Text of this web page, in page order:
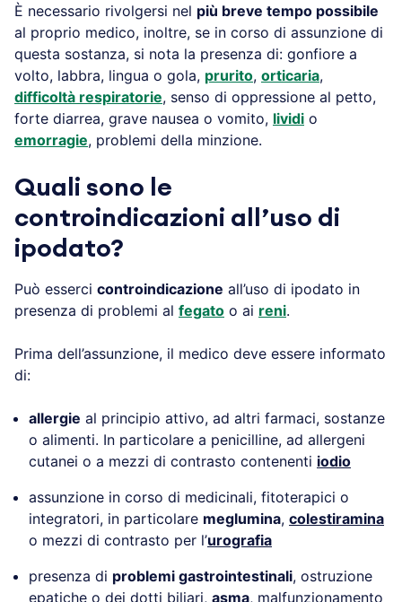
È necessario rivolgersi nel più breve tempo possibile
al proprio medico, inoltre, se in corso di assunzione di
questa sostanza, si nota la presenza di: gonfiore a
volto, labbra, lingua o gola, prurito, orticaria,
difficoltà respiratorie, senso di oppressione al petto,
forte diarrea, grave nausea o vomito, lividi o
emorragie, problemi della minzione.
Quali sono le
controindicazioni all’uso di
ipodato?
Può esserci controindicazione all’uso di ipodato in
presenza di problemi al fegato o ai reni.
Prima dell’assunzione, il medico deve essere informato
di:
allergie al principio attivo, ad altri farmaci, sostanze
o alimenti. In particolare a penicilline, ad allergeni
cutanei o a mezzi di contrasto contenenti iodio
assunzione in corso di medicinali, fitoterapici o
integratori, in particolare meglumina, colestiramina
o mezzi di contrasto per l’urografia
presenza di problemi gastrointestinali, ostruzione
epatiche o dei dotti biliari, asma, malfunzionamento